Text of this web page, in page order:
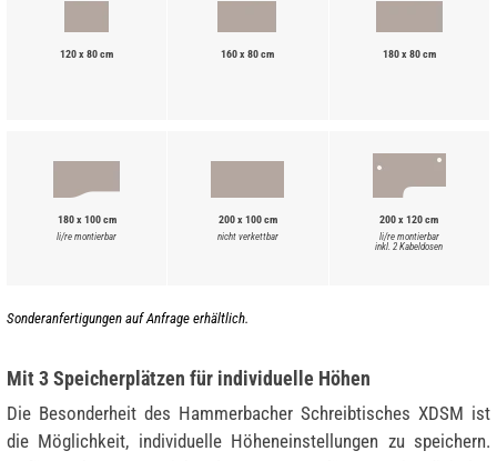
120 x 80 cm 160 x 80 cm 180 x 80 cm
180 x 100 cm
li/re montierbar
200 x 100 cm
nicht verkettbar
200 x 120 cm
li/re montierbar
inkl. 2 Kabeldosen
Sonderanfertigungen auf Anfrage erhältlich.
Mit 3 Speicherplätzen für individuelle Höhen
Die Besonderheit des Hammerbacher Schreibtisches XDSM ist
die Möglichkeit, individuelle Höheneinstellungen zu speichern.